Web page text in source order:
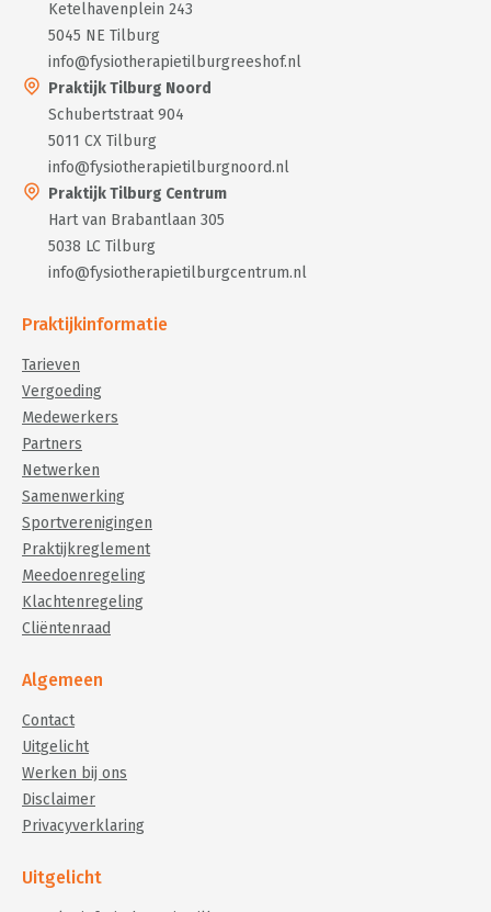
Ketelhavenplein 243
5045 NE Tilburg
info@fysiotherapietilburgreeshof.nl
Praktijk Tilburg Noord
Schubertstraat 904
5011 CX Tilburg
info@fysiotherapietilburgnoord.nl
Praktijk Tilburg Centrum
Hart van Brabantlaan 305
5038 LC Tilburg
info@fysiotherapietilburgcentrum.nl
Praktijkinformatie
Tarieven
Vergoeding
Medewerkers
Partners
Netwerken
Samenwerking
Sportverenigingen
Praktijkreglement
Meedoenregeling
Klachtenregeling
Cliëntenraad
Algemeen
Contact
Uitgelicht
Werken bij ons
Disclaimer
Privacyverklaring
Uitgelicht